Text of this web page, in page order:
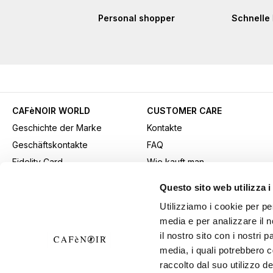
Questo sito web utilizza i
Utilizziamo i cookie per
media e per analizzare il
il nostro sito con i nostri
media, i quali potrebbero
raccolto dal suo utilizzo
Personal shopper Schnelle
CAFèNOIR WORLD
Geschichte der Marke
Geschäftskontakte
Fidelity Card
CUSTOMER CARE
Kontakte
FAQ
Wie kauft man
Versand
Rücksendungen und
Widerrufe
Allgemeine
Verkaufsbedingungen